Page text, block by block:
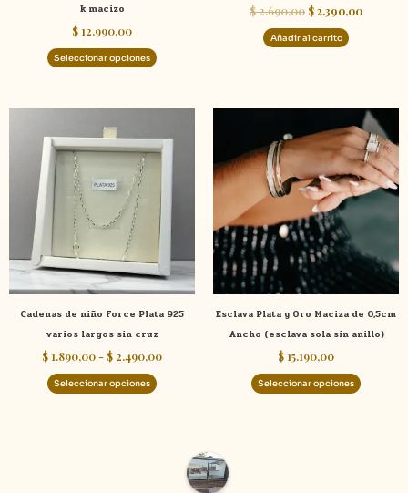
k macizo
$ 12.990,00
Seleccionar opciones producto
$2.690,00 $2.390,00
Añadir al carrito
Cadenas de niño Force Plata 925
varios largos sin cruz
$ 1.890,00- $ 2.490,00
precios:
$ 1.890,00
Seleccionar opciones
producto
tiene
Las
opciones
se
pueden
elegir
en
la
página
de
Esclava Plata y Oro Maciza de 0,5cm
Ancho (esclava sola sin anillo)
$ 15.190,00
Seleccionar opciones
Este
tiene
Las
se
pueden
elegir
en
la
de